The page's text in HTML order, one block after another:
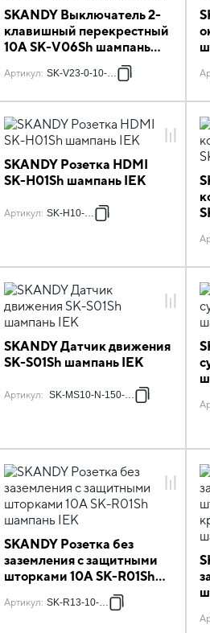
SKANDY Выключатель 2-
клавишный перекрестный
10А SK-V06Sh шампань
Артикул: SK-V23-0-10-K37
SKANDY Розетка HDMI
SK-H01Sh шампань IEK
Артикул: SK-H10-K37
SKANDY Датчик движения
SK-S01Sh шампань IEK
Артикул: SK-MS10-N-150-05-K37
SKANDY Розетка без
заземления с защитными
шторками 10А SK-R01Sh
Артикул: SK-R13-10-K37